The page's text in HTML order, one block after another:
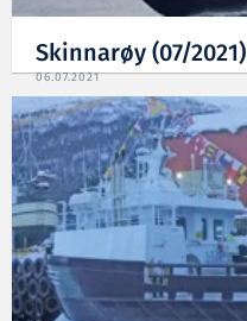
Skinnarøy (07/2021)
06.07.2021